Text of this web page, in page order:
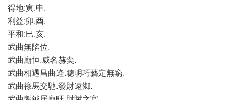
得地:寅.申.
利益:卯.酉.
平和:巳.亥.
武曲無陷位.
武曲廟恒.威名赫奕.
武曲相遇昌曲逢.聰明巧藝定無窮.
武曲祿馬交馳.發財遠鄉.